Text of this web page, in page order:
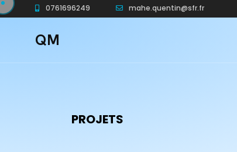
0761696249 mahe.quentin@sfr.fr
QM
PROJETS